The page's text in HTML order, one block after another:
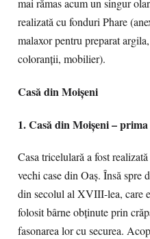
mai rămas acum un singur
realizată cu fonduri Phare
malaxor pentru preparat
coloranţii, mobilier).
Casă din Moişeni
1. Casă din Moişeni –
Casa tricelulară a fost
vechi case din Oaş. Însă spre
din secolul al XVIII-lea, care
folosit bârne obţinute prin
fasonarea lor cu securea.